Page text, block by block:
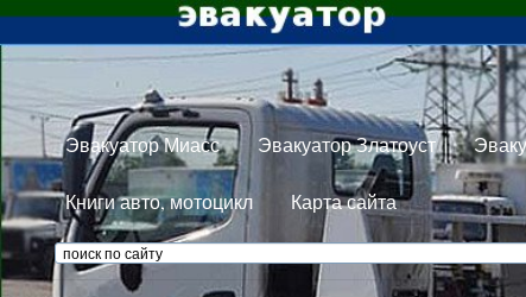
Эвакуатор Миасс Эвакуатор Златоуст
Книги авто, мотоцикл Карта сайта